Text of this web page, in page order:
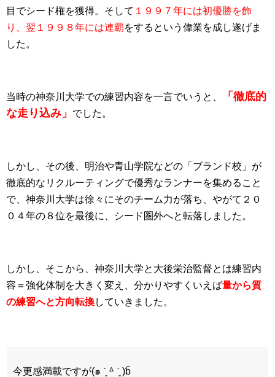
目でシード権を獲得。そして １９９７年には初優勝を飾
り、翌１９９８年には連覇をするという偉業を成し遂げま
した。
当時の神奈川大学での練習内容を一言でいうと、
「徹底的
な走り込み」
でした。
しかし、その後、明治や青山学院などの「ブランド校」が
徹底的なリクルーティングで優秀なランナーを集めること
で、神奈川大学は徐々にそのチーム力が落ち、やがて２０
０４年の８位を最後に、シード圏外へと転落しました。
しかし、そこから、神奈川大学と大後栄治監督とは練習内
容＝強化体制を大きく変え、分かりやすくいえば量から質
の練習へと方向転換していきました。
今更感満載ですが(๑ ˊ͈ ᐞ ˋ͈ )ƅ̋